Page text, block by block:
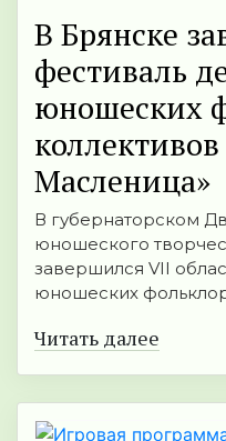
В Брянске
фестиваль
юношеских
Масленица»
В губернаторском
юношеского
завершился VII
юношеских
Читать далее